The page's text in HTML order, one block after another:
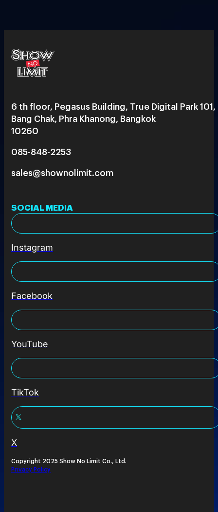
6 th floor, Pegasus Building, True Digital Park 101,
Bang Chak, Phra Khanong, Bangkok
10260
085-848-2253
sales@shownolimit.com
SOCIAL MEDIA
Instagram
Facebook
YouTube
TikTok
X
Copyright 2025 Show No Limit Co., Ltd.
Privacy Policy